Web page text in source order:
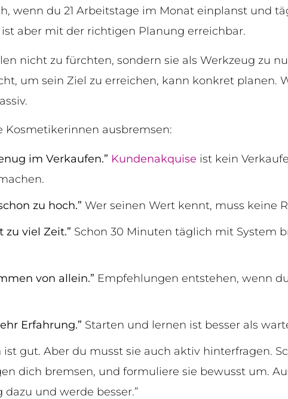
wenn du 21 Arbeitstage im Monat einplanst und
aber mit der richtigen Planung erreichbar.
nicht zu fürchten, sondern sie als Werkzeug zu
um sein Ziel zu erreichen, kann konkret planen.
Kosmetikerinnen ausbremsen:
im Verkaufen.” Kundenakquise ist kein
zu hoch.” Wer seinen Wert kennt, muss keine
zu viel Zeit.” Schon 30 Minuten täglich mit System
von allein.” Empfehlungen entstehen, wenn
Erfahrung.” Starten und lernen ist besser als
gut. Aber du musst sie auch aktiv hinterfragen.
dich bremsen, und formuliere sie bewusst um.
dazu und werde besser.”